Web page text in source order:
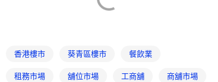
香港樓市 葵青區樓市 餐飲業
租務市場 舖位市場 工商舖 商舖市場